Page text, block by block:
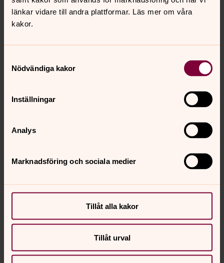
länkar vidare till andra plattformar. Läs mer om våra
kakor.
Nödvändiga kakor
Inställningar
Analys
Marknadsföring och sociala medier
Tillåt alla kakor
Tillåt urval